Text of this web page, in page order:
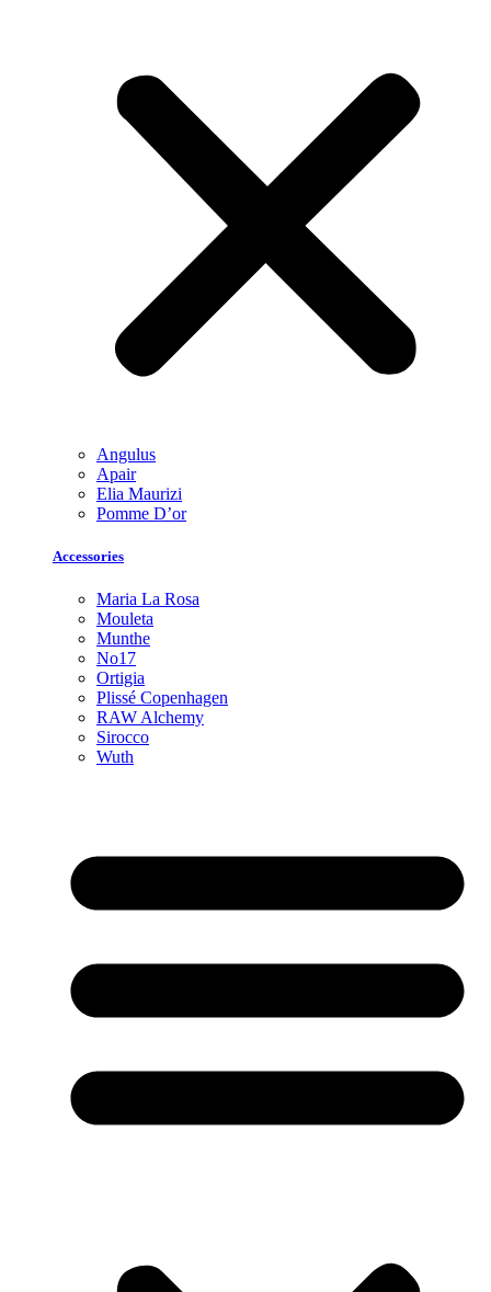
Angulus
Apair
Elia Maurizi
Pomme D’or
Accessories
Maria La Rosa
Mouleta
Munthe
No17
Ortigia
Plissé Copenhagen
RAW Alchemy
Sirocco
Wuth